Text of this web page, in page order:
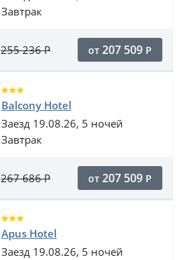
Завтрак
255 236Р от 207 509 Р
Balcony Hotel
Заезд 19.08.26, 5 ночей
Завтрак
267 686Р от 207 509 Р
Apus Hotel
Заезд 19.08.26, 5 ночей